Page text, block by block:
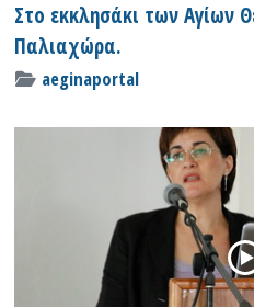
Στο εκκλησάκι των Αγίων
Παλιαχώρα.
aeginaportal